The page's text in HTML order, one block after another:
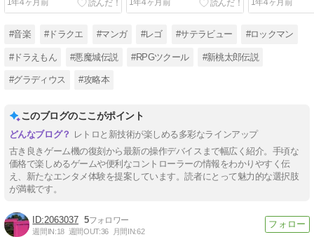
1年4ヶ月前 1年4ヶ月前 1年4ヶ月前
#音楽 #ドラクエ #マンガ #レゴ #サテラビュー #ロックマン
#ドラえもん #悪魔城伝説 #RPGツクール #新桃太郎伝説
#グラディウス #攻略本
このブログのここがポイント
レトロと新技術が楽しめる多彩なラインアップ
古き良きゲーム機の復刻から最新の操作デバイスまで幅広く紹介。手頃な
価格で楽しめるゲームや便利なコントローラーの情報をわかりやすく伝
え、新たなエンタメ体験を提案しています。読者にとって魅力的な選択肢
が満載です。
2063037 5
週間IN:18 週間OUT:36 月間IN:62